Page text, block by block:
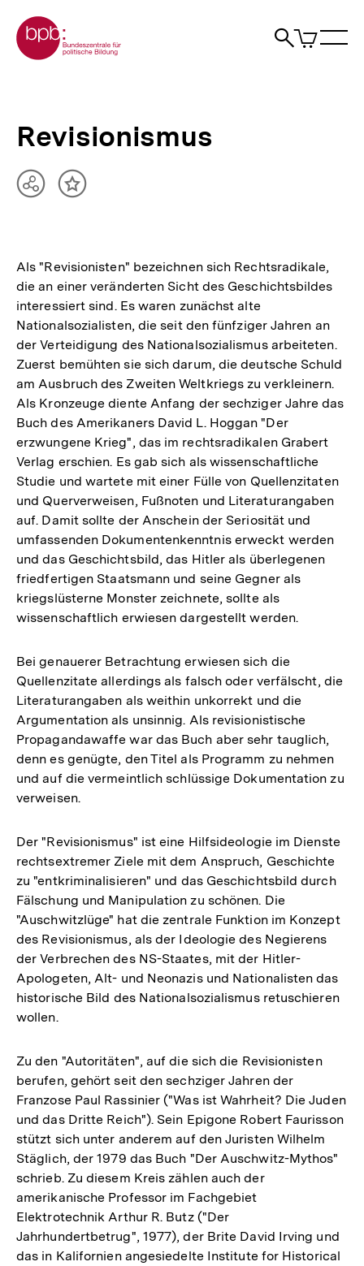
zum
Seiteninhalt
springen
Zur Startseite der bpb
Suche
Artikel
im
Revisionismus
TeilenInhalt
Als "Revisionisten" bezeichnen sich Rechtsradikale,
die an einer veränderten Sicht des Geschichtsbildes
interessiert sind. Es waren zunächst alte
Nationalsozialisten, die seit den fünfziger Jahren an
der Verteidigung des Nationalsozialismus arbeiteten.
Zuerst bemühten sie sich darum, die deutsche Schuld
am Ausbruch des Zweiten Weltkriegs zu verkleinern.
Als Kronzeuge diente Anfang der sechziger Jahre das
Buch des Amerikaners David L. Hoggan "Der
erzwungene Krieg", das im rechtsradikalen Grabert
Verlag erschien. Es gab sich als wissenschaftliche
Studie und wartete mit einer Fülle von Quellenzitaten
und Querverweisen, Fußnoten und Literaturangaben
auf. Damit sollte der Anschein der Seriosität und
umfassenden Dokumentenkenntnis erweckt werden
und das Geschichtsbild, das Hitler als überlegenen
friedfertigen Staatsmann und seine Gegner als
kriegslüsterne Monster zeichnete, sollte als
wissenschaftlich erwiesen dargestellt werden.
Bei genauerer Betrachtung erwiesen sich die
Quellenzitate allerdings als falsch oder verfälscht, die
Literaturangaben als weithin unkorrekt und die
Argumentation als unsinnig. Als revisionistische
Propagandawaffe war das Buch aber sehr tauglich,
denn es genügte, den Titel als Programm zu nehmen
und auf die vermeintlich schlüssige Dokumentation zu
verweisen.
Der "Revisionismus" ist eine Hilfsideologie im Dienste
rechtsextremer Ziele mit dem Anspruch, Geschichte
zu "entkriminalisieren" und das Geschichtsbild durch
Fälschung und Manipulation zu schönen. Die
"Auschwitzlüge" hat die zentrale Funktion im Konzept
des Revisionismus, als der Ideologie des Negierens
der Verbrechen des NS-Staates, mit der Hitler-
Apologeten, Alt- und Neonazis und Nationalisten das
historische Bild des Nationalsozialismus retuschieren
wollen.
Zu den "Autoritäten", auf die sich die Revisionisten
berufen, gehört seit den sechziger Jahren der
Franzose Paul Rassinier ("Was ist Wahrheit? Die Juden
und das Dritte Reich"). Sein Epigone Robert Faurisson
stützt sich unter anderem auf den Juristen Wilhelm
Stäglich, der 1979 das Buch "Der Auschwitz-Mythos"
schrieb. Zu diesem Kreis zählen auch der
amerikanische Professor im Fachgebiet
Elektrotechnik Arthur R. Butz ("Der
Jahrhundertbetrug", 1977), der Brite David Irving und
das in Kalifornien angesiedelte Institute for Historical